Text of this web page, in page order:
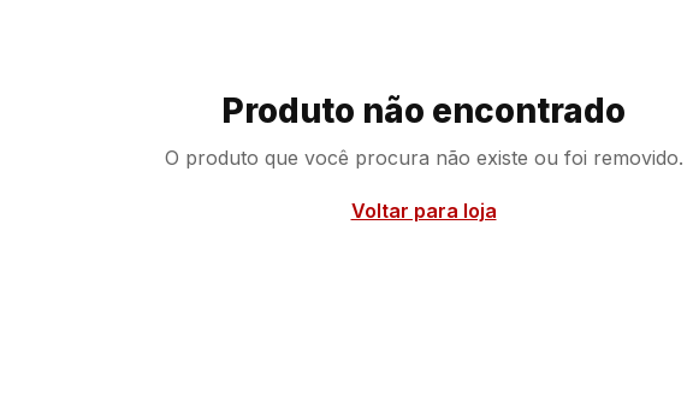
Produto não encontrado
O produto que você procura não existe ou foi removido.
Voltar para loja